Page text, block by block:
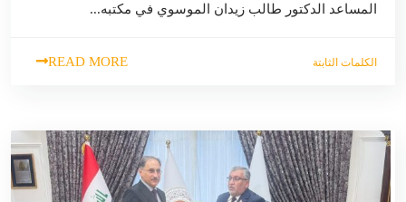
المساعد الدكتور طالب زيدان الموسوي في مكتبه...
الكلمات الثابتة READ MORE